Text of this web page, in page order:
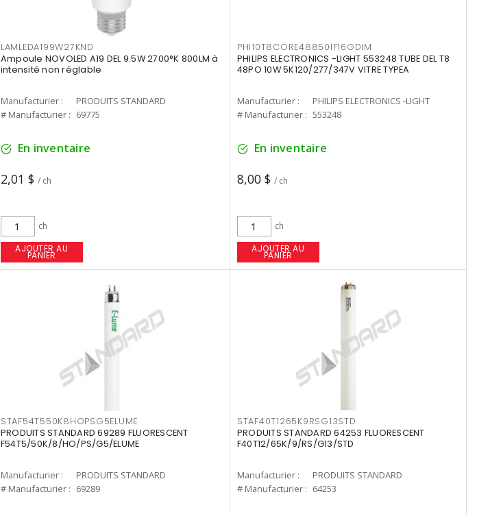
LAMLEDA199W27KND
Ampoule NOVOLED A19 DEL 9.5W 2700°K 800LM à
intensité non réglable
Manufacturier :
PRODUITS STANDARD
# Manufacturier : 69775
En inventaire
2,01 $ / ch
ch
AJOUTER AU
PANIER
PHI10T8CORE48850IF16GDIM
PHILIPS ELECTRONICS -LIGHT 553248 TUBE DEL T8
48PO 10W 5K120/277/347V VITRE TYPEA
Manufacturier :
PHILIPS ELECTRONICS -LIGHT
# Manufacturier : 553248
En inventaire
8,00 $ / ch
ch
AJOUTER AU
PANIER
STAF54T550K8HOPSG5ELUME
PRODUITS STANDARD 69289 FLUORESCENT
F54T5/50K/8/HO/PS/G5/ELUME
Manufacturier :
PRODUITS STANDARD
# Manufacturier : 69289
STAF40T1265K9RSG13STD
PRODUITS STANDARD 64253 FLUORESCENT
F40T12/65K/9/RS/G13/STD
Manufacturier :
PRODUITS STANDARD
# Manufacturier : 64253